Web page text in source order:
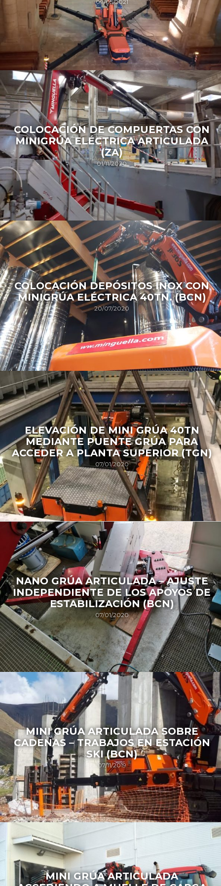
09/05/2021
COLOCACIÓN DE COMPUERTAS CON
MINIGRÚA ELÉCTRICA ARTICULADA
(ZA)
01/11/2020
COLOCACIÓN DEPÓSITOS INOX CON
MINIGRÚA ELÉCTRICA 40TN. (BCN)
20/07/2020
ELEVACIÓN DE MINI GRÚA 40TN
MEDIANTE PUENTE GRÚA PARA
ACCEDER A PLANTA SUPERIOR (TGN)
07/01/2020
NANO GRÚA ARTICULADA – AJUSTE
INDEPENDIENTE DE LOS APOYOS DE
ESTABILIZACIÓN (BCN)
07/01/2020
MINI GRÚA ARTICULADA SOBRE
CADENAS – TRABAJOS EN ESTACIÓN
SKI (BCN)
07/11/2019
MINI GRÚA ARTICULADA